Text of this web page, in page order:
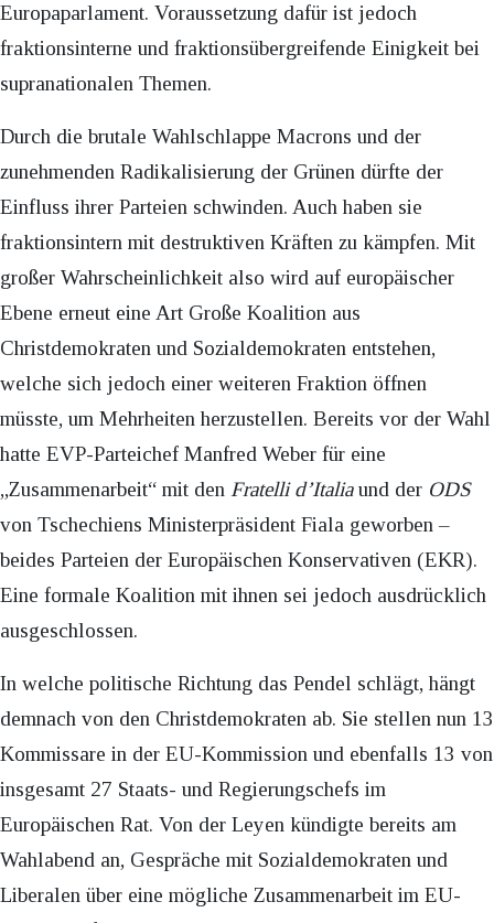
Europaparlament. Voraussetzung dafür ist jedoch
fraktionsinterne und fraktionsübergreifende Einigkeit bei
supranationalen Themen.
Durch die brutale Wahlschlappe Macrons und der
zunehmenden Radikalisierung der Grünen dürfte der
Einfluss ihrer Parteien schwinden. Auch haben sie
fraktionsintern mit destruktiven Kräften zu kämpfen. Mit
großer Wahrscheinlichkeit also wird auf europäischer
Ebene erneut eine Art Große Koalition aus
Christdemokraten und Sozialdemokraten entstehen,
welche sich jedoch einer weiteren Fraktion öffnen
müsste, um Mehrheiten herzustellen. Bereits vor der Wahl
hatte EVP-Parteichef Manfred Weber für eine
„Zusammenarbeit“ mit den Fratelli d’Italiaund der ODS
von Tschechiens Ministerpräsident Fiala geworben –
beides Parteien der Europäischen Konservativen (EKR).
Eine formale Koalition mit ihnen sei jedoch ausdrücklich
ausgeschlossen.
In welche politische Richtung das Pendel schlägt, hängt
demnach von den Christdemokraten ab. Sie stellen nun 13
Kommissare in der EU-Kommission und ebenfalls 13 von
insgesamt 27 Staats- und Regierungschefs im
Europäischen Rat. Von der Leyen kündigte bereits am
Wahlabend an, Gespräche mit Sozialdemokraten und
Liberalen über eine mögliche Zusammenarbeit im EU-